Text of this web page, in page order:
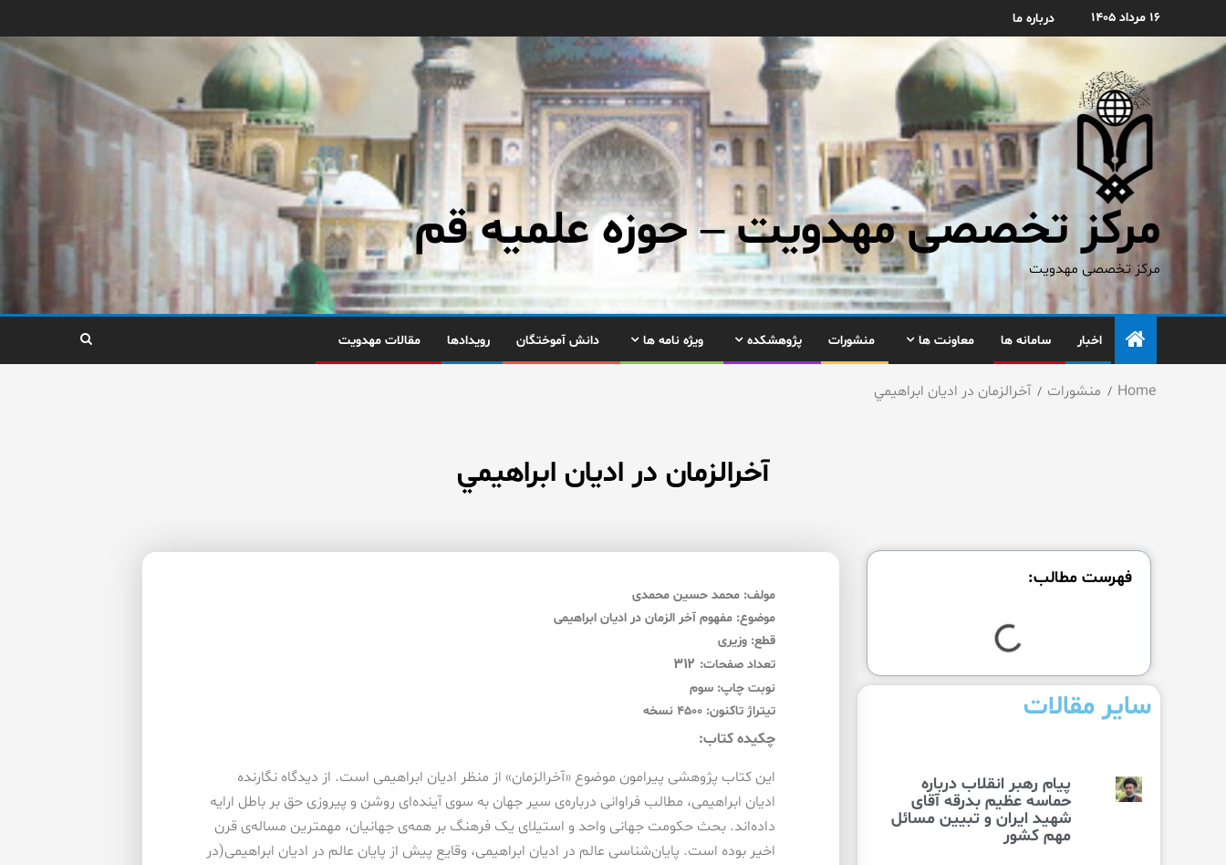
۱۶ مرداد ۱۴۰۵ درباره ما
مرکز تخصصی مهدویت – حوزه علمیه قم
مرکز تخصصی مهدویت
اخبار سامانه ها معاونت ها منشورات پژوهشکده ویژه نامه ها دانش آموختگان رویدادها مقالات مهدویت
Home منشورات آخرالزمان در اديان ابراهيمي
آخرالزمان در اديان ابراهيمي
فهرست مطالب:
سایر مقالات
پیام رهبر انقلاب درباره
حماسه عظیم بدرقه آقای
شهید ایران و تبیین مسائل
مهم کشور
مولف: محمد حسین محمدی
موضوع: مفهوم آخر الزمان در ادیان ابراهیمی
قطع: وزیری
تعداد صفحات:
نوبت چاپ: سوم
تیتراژ تاکنون: ۴۵۰۰ نسخه
چکیده کتاب:
این کتاب پژوهشی پیرامون موضوع «آخرالزمان» از منظر ادیان ابراهیمی است. از دیدگاه نگارنده
ادیان ابراهیمی، مطالب فراوانی درباره‌ی سیر جهان به سوی آینده‌ای روشن و پیروزی حق بر باطل ارایه
داده‌اند. بحث حکومت جهانی واحد و استیلای یک فرهنگ بر همه‌ی جهانیان، مهم‎ترین مساله‌ی قرن
اخیر بوده است. پایان‌شناسی عالم در ادیان ابراهیمی، وقایع پیش از پایان عالم در ادیان ابراهیمی(در